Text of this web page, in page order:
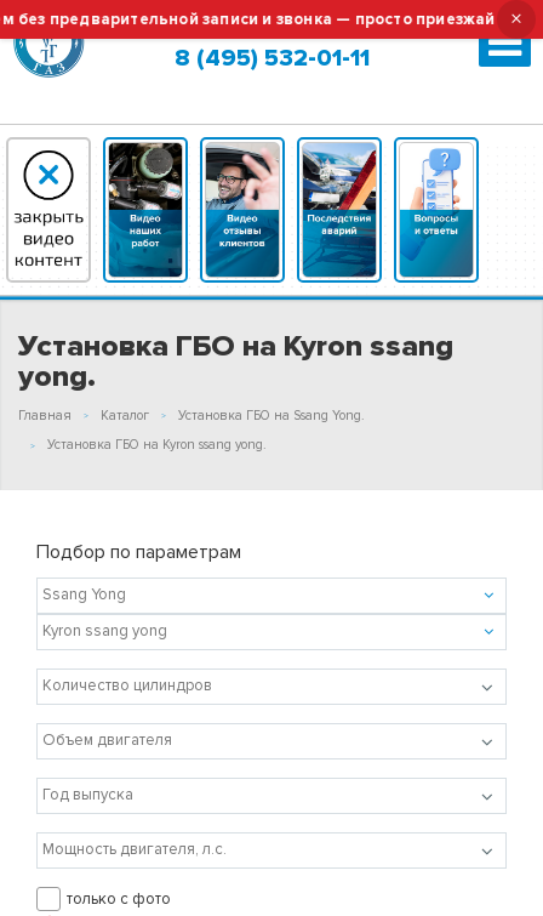
записи и звонка — просто приезжайте! ×
Москва (сменить город?)
8 (495) 532-01-11
Установка ГБО на Kyron ssang
yong.
Главная Каталог
Установка ГБО на Ssang Yong.
Установка ГБО на Kyron ssang yong.
Подбор по параметрам
только с фото